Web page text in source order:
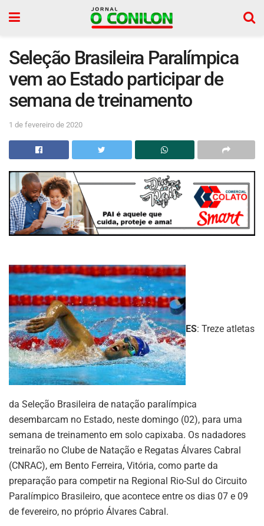
Seleção Brasileira Paralímpica
vem ao Estado participar de
semana de treinamento
1 de fevereiro de 2020
ES: Treze atletas
da Seleção Brasileira de natação paralímpica
desembarcam no Estado, neste domingo (02), para uma
semana de treinamento em solo capixaba. Os nadadores
treinarão no Clube de Natação e Regatas Álvares Cabral
(CNRAC), em Bento Ferreira, Vitória, como parte da
preparação para competir na Regional Rio-Sul do Circuito
Paralímpico Brasileiro, que acontece entre os dias 07 e 09
de fevereiro, no próprio Álvares Cabral.